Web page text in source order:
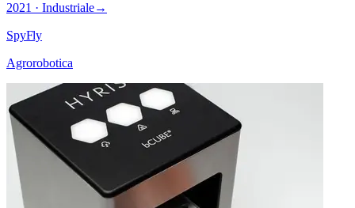
2021 · Industriale→
SpyFly
Agrorobotica